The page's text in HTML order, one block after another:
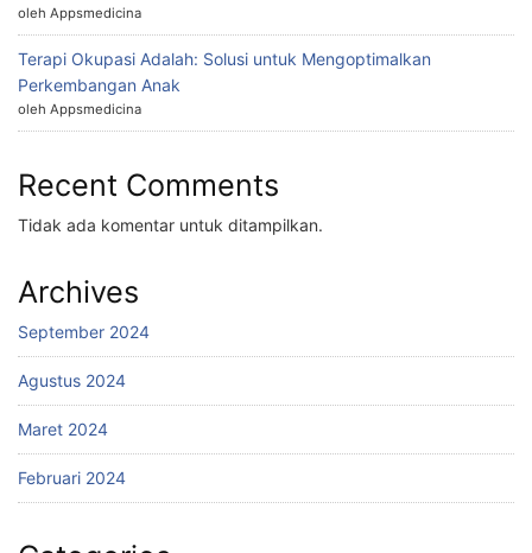
oleh Appsmedicina
Terapi Okupasi Adalah: Solusi untuk Mengoptimalkan
Perkembangan Anak
oleh Appsmedicina
Recent Comments
Tidak ada komentar untuk ditampilkan.
Archives
September 2024
Agustus 2024
Maret 2024
Februari 2024